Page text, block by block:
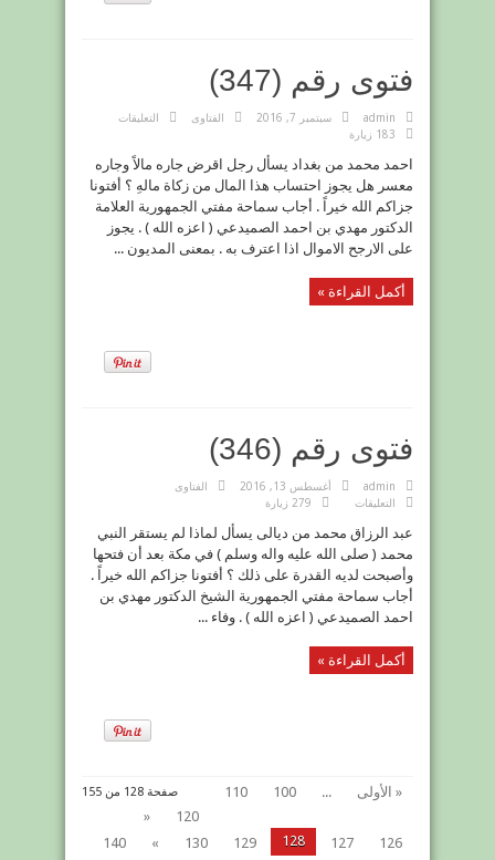
فتوى رقم (347)
admin سبتمبر 7, 2016 الفتاوى التعليقات
مغلقة
183 زيارة
احمد محمد من بغداد يسأل رجل اقرض جاره مالاً وجاره
معسر هل يجوز احتساب هذا المال من زكاة مالهِ ؟ أفتونا
جزاكم الله خيراً . أجاب سماحة مفتي الجمهورية العلامة
الدكتور مهدي بن احمد الصميدعي ( اعزه الله ) . يجوز
على الارجح الاموال اذا اعترف به . بمعنى المديون ...
أكمل القراءة »
فتوى رقم (346)
admin أغسطس 13, 2016
الفتاوى
التعليقات
(346)
مغلقة
279 زيارة
عبد الرزاق محمد من ديالى يسأل لماذا لم يستقر النبي
محمد ( صلى الله عليه واله وسلم ) في مكة بعد أن فتحها
وأصبحت لديه القدرة على ذلك ؟ أفتونا جزاكم الله خيراً .
أجاب سماحة مفتي الجمهورية الشيخ الدكتور مهدي بن
احمد الصميدعي ( اعزه الله ) . وفاء ...
أكمل القراءة »
صفحة 128 من 155 « الأولى ...
100
110
120
«
126
127
128
129
130
»
140